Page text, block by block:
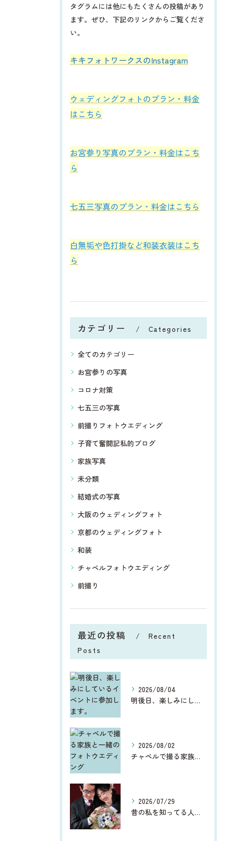
タグラムには他にもたくさんの投稿があり
ます。ぜひ、下記のリンクからご覧くださ
い。
​​​​キキフォトワークスのInstagram
ウェディングフォトのプラン・料金
はこちら
お宮参り写真のプラン・料金はこち
ら
七五三写真のプラン・料金はこちら
白無垢や色打掛など和装衣装はこち
ら
カテゴリー Categories
全てのカテゴリー
お宮参りの写真
コロナ対策
七五三の写真
前撮りフォトウエディング
子育て奮闘記私的ブログ
家族写真
未分類
結婚式の写真
大阪のウェディングフォト
京都のウェディングフォト
和装
チャペルフォトウエディング
前撮り
最近の投稿
Recent
Posts
2026/08/04
明後日、楽しみにしているイベントに参加します。
2026/08/02
チャペルで撮る家族と一緒のフォトウエディング
2026/07/29
昔の私を知ってる人からしたら、今、お宮参りや七五三、ウエディ...